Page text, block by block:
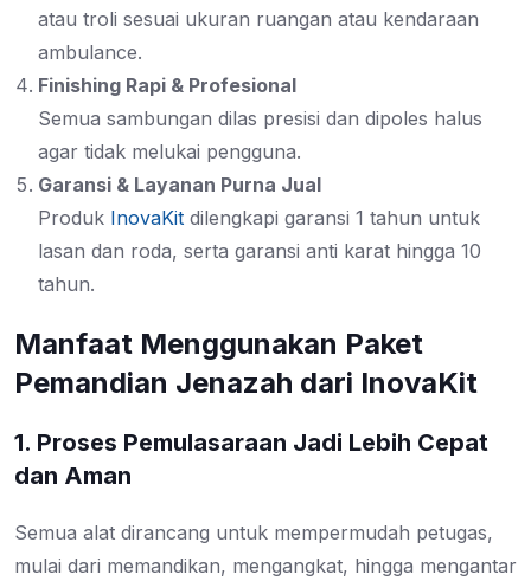
atau troli sesuai ukuran ruangan atau kendaraan
ambulance.
Finishing Rapi & Profesional
Semua sambungan dilas presisi dan dipoles halus
agar tidak melukai pengguna.
Garansi & Layanan Purna Jual
Produk InovaKit dilengkapi garansi 1 tahun untuk
lasan dan roda, serta garansi anti karat hingga 10
tahun.
Manfaat Menggunakan Paket
Pemandian Jenazah dari InovaKit
1. Proses Pemulasaraan Jadi Lebih Cepat
dan Aman
Semua alat dirancang untuk mempermudah petugas,
mulai dari memandikan, mengangkat, hingga mengantar